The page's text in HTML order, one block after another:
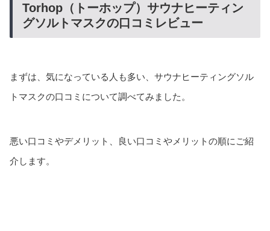
Torhop（トーホップ）サウナヒーティン
グソルトマスクの口コミレビュー
まずは、気になっている人も多い、サウナヒーティングソル
トマスクの口コミについて調べてみました。
悪い口コミやデメリット、良い口コミやメリットの順にご紹
介します。